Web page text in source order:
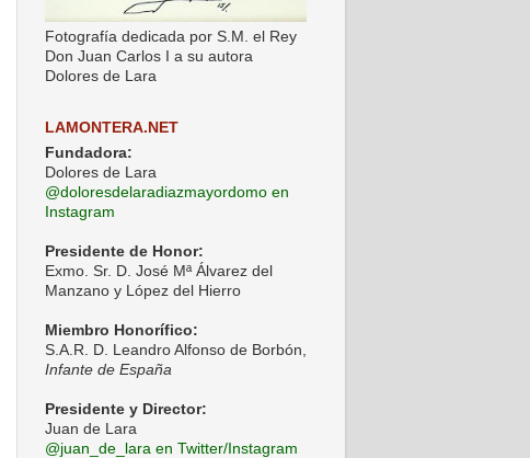
Fotografía dedicada por S.M. el Rey
Don Juan Carlos I a su autora
Dolores de Lara
LAMONTERA.NET
Fundadora:
Dolores de Lara
@doloresdelaradiazmayordomo en
Instagram
Presidente de Honor:
Exmo. Sr. D. José Mª Álvarez del
Manzano y López del Hierro
Miembro Honorífico:
S.A.R. D. Leandro Alfonso de Borbón,
Infante de España
Presidente y Director:
Juan de Lara
@juan_de_lara en Twitter/Instagram